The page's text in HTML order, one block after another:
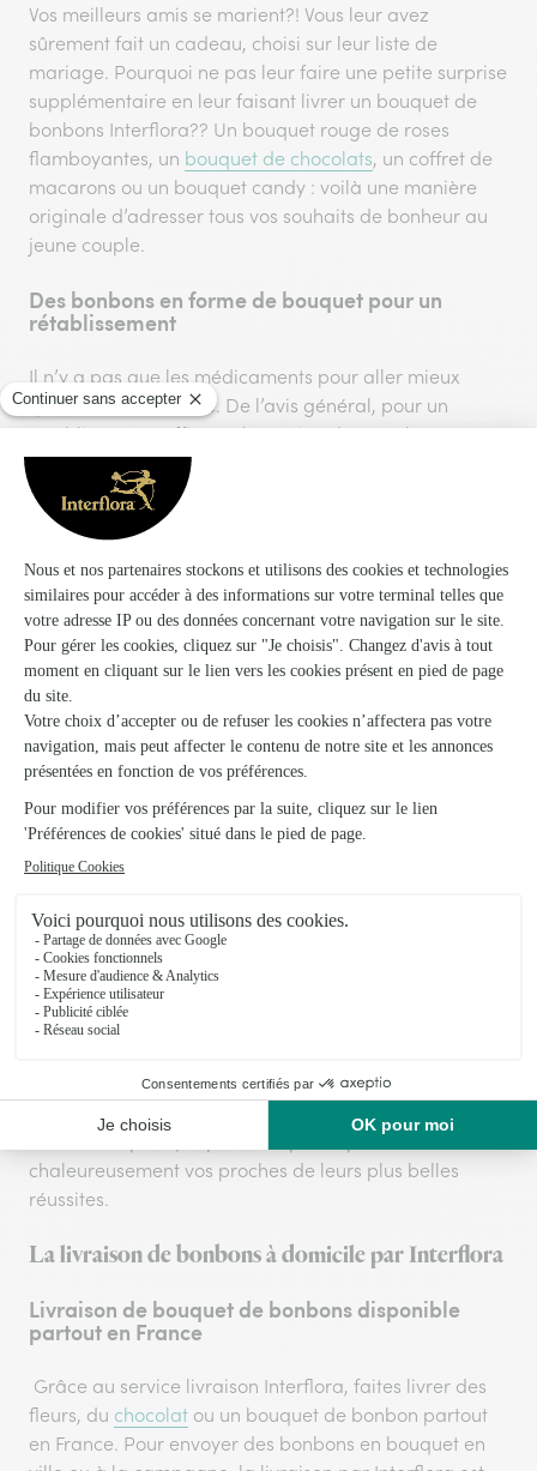
Vos meilleurs amis se marient?! Vous leur avez
sûrement fait un cadeau, choisi sur leur liste de
mariage. Pourquoi ne pas leur faire une petite surprise
supplémentaire en leur faisant livrer un bouquet de
bonbons Interflora?? Un bouquet rouge de roses
flamboyantes, un bouquet de chocolats, un coffret de
macarons ou un bouquet candy : voilà une manière
originale d’adresser tous vos souhaits de bonheur au
jeune couple.
Des bonbons en forme de bouquet pour un
rétablissement
Il n’y a pas que les médicaments pour aller mieux
quand on est malade. De l’avis général, pour un
rétablissement efficace, le soutien des proches est un
élément essentiel. C’est prouvé, les douces attentions
de la part de ceux qui comptent sont des détails
importants qui aident grandement à trouver le chemin
de la guérison. Si l’un de vos proches est malade, ne le
privez pas de ce plaisir : mettez-lui du baume au cœur
en lui faisant livrer des fleurs et du chocolatou,
pourquoi pas, un magnifique bouquet de bonbons aux
couleurs chatoyantes et aux saveurs sucrées et
acidulées. Vous ferez non seulement un heureux ou une
heureuse, mais contribuerez ainsi de manière active à
son rapide rétablissement.
Le bouquet de bonbons Haribo : une composition
gourmande pour dire «?Bravo?!?»
Bravo, votre fille vient d’obtenir son permis?! Ça y est,
votre neveu a décroché son bac avec mention?!
Hourra, votre collègue a enfin obtenu sa promotion?!
Dans la vie, les occasions de dire «?bravo?» sont
nombreuses. Les sucreries et les gâteaux sont
synonymes de joie et de fête : une livraison de bonbons
d’obtenir un succès est une manière de participer
bonbons express, soyez de la partie pour féliciter
chaleureusement vos proches de leurs plus belles
réussites.
La livraison de bonbons à domicile par Interflora
Livraison de bouquet de bonbons disponible
partout en France
Grâce au service livraison Interflora, faites livrer des
fleurs, du chocolat ou un bouquet de bonbon partout
en France. Pour envoyer des bonbons en bouquet en